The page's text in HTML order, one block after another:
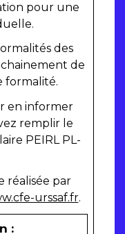
pour une
des
de
formalité.
en informer
remplir le
PEIRL PL-
réalisée par
urssaf.fr.
: